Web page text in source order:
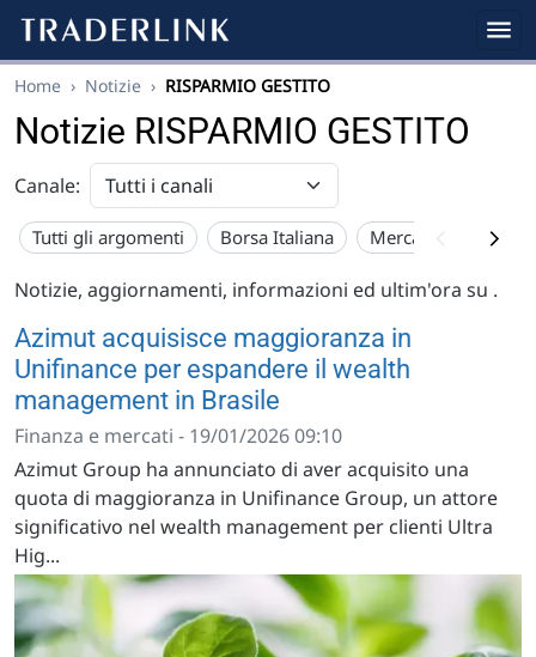
Home › Notizie › RISPARMIO GESTITO
Notizie RISPARMIO GESTITO
Canale:
Tutti gli argomenti Borsa Italiana Mercato USA
Notizie, aggiornamenti, informazioni ed ultim'ora su .
Azimut acquisisce maggioranza in
Unifinance per espandere il wealth
management in Brasile
Finanza e mercati - 19/01/2026 09:10
Azimut Group ha annunciato di aver acquisito una
quota di maggioranza in Unifinance Group, un attore
significativo nel wealth management per clienti Ultra
Hig...